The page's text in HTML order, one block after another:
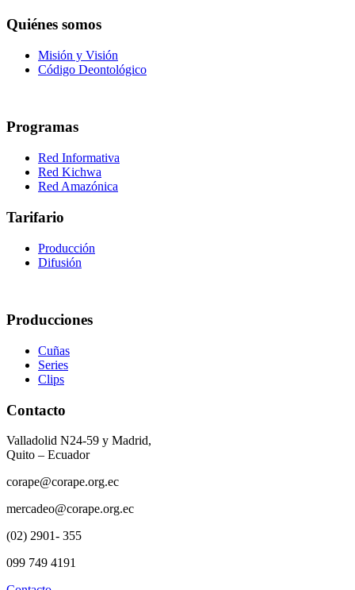
Quiénes somos
Misión y Visión
Código Deontológico
Programas
Red Informativa
Red Kichwa
Red Amazónica
Tarifario
Producción
Difusión
Producciones
Cuñas
Series
Clips
Contacto
Valladolid N24-59 y Madrid,
Quito – Ecuador
corape@corape.org.ec
mercadeo@corape.org.ec
(02) 2901- 355
099 749 4191